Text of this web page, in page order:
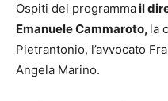
Ospiti del programmail
Emanuele Cammaroto, la
Pietrantonio, l’avvocato
Angela Marino.